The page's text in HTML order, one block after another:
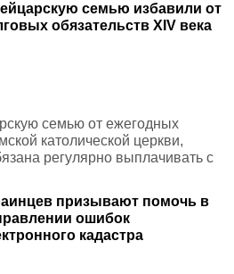
семью избавили от
обязательств XIV века
семью от ежегодных
католической церкви,
регулярно выплачивать с
призывают помочь в
ошибок
кадастра